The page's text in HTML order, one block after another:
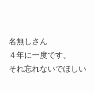
名無しさん
４年に一度です。
それ忘れないでほしい